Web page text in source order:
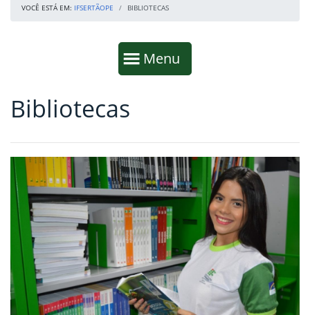
VOCÊ ESTÁ EM: IFSERTÃOPE BIBLIOTECAS
Mostrar
Menu
Fim da navegação
Início do conteúdo
Bibliotecas